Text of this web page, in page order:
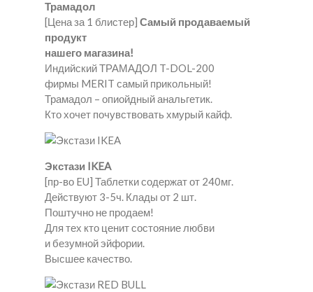
Трамадол
[Цена за 1 блистер] Самый продаваемый
продукт
нашего магазина!
Индийский ТРАМАДОЛ T-DOL-200
фирмы MERIT самый прикольный!
Трамадол – опиойдный анальгетик.
Кто хочет почувствовать хмурый кайф.
Экстази IKEA
[пр-во EU] Таблетки содержат от 240мг.
Действуют 3-5ч. Клады от 2 шт.
Поштучно не продаем!
Для тех кто ценит состояние любви
и безумной эйфории.
Высшее качество.